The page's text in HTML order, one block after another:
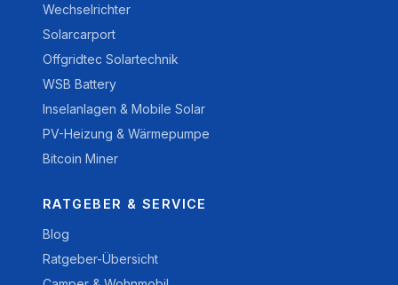
Wechselrichter
Solarcarport
Offgridtec Solartechnik
WSB Battery
Inselanlagen & Mobile Solar
PV-Heizung & Wärmepumpe
Bitcoin Miner
RATGEBER & SERVICE
Blog
Ratgeber-Übersicht